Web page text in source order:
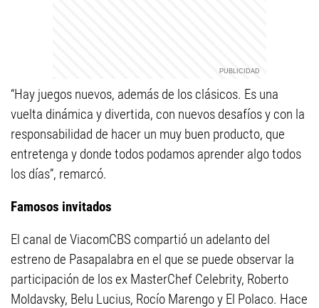
“Hay juegos nuevos, además de los clásicos. Es una
vuelta dinámica y divertida, con nuevos desafíos y con la
responsabilidad de hacer un muy buen producto, que
entretenga y donde todos podamos aprender algo todos
los días”, remarcó.
Famosos invitados
El canal de ViacomCBS compartió un adelanto del
estreno de Pasapalabra en el que se puede observar la
participación de los ex MasterChef Celebrity, Roberto
Moldavsky, Belu Lucius, Rocío Marengo y El Polaco. Hace